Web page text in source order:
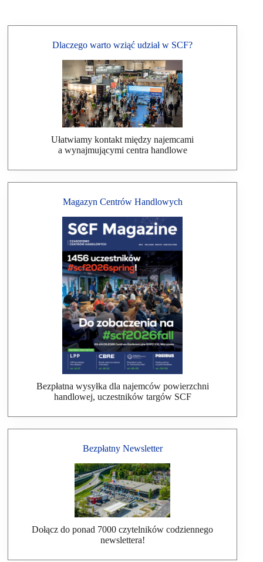
Dlaczego warto wziąć udział w SCF?
Ułatwiamy kontakt między najemcami
a wynajmującymi centra handlowe
Magazyn Centrów Handlowych
Bezpłatna wysyłka dla najemców powierzchni
handlowej, uczestników targów SCF
Bezpłatny Newsletter
Dołącz do ponad 7000 czytelników codziennego
newslettera!